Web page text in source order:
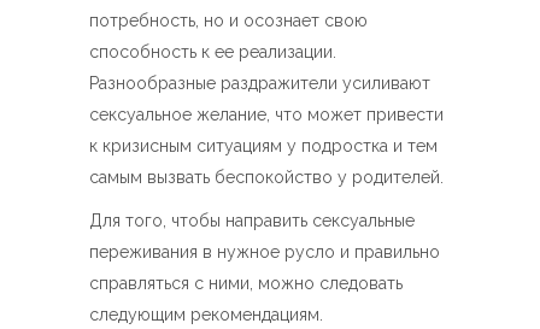
потребность, но и осознает свою
способность к ее реализации.
Разнообразные раздражители усиливают
сексуальное желание, что может привести
к кризисным ситуациям у подростка и тем
самым вызвать беспокойство у родителей.
Для того, чтобы направить сексуальные
переживания в нужное русло и правильно
справляться с ними, можно следовать
следующим рекомендациям.